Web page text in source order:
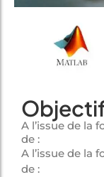
A l’issue de la
de :
A l’issue de la
de :